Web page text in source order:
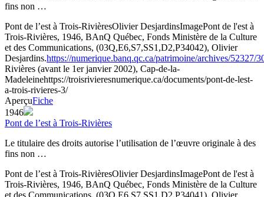
fins non …
Pont de l’est à Trois-RivièresOlivier DesjardinsImagePont de l'est à
Trois-Rivières, 1946, BAnQ Québec, Fonds Ministère de la Culture
et des Communications, (03Q,E6,S7,SS1,D2,P34042), Olivier
Desjardins.https://numerique.banq.qc.ca/patrimoine/archives/52327/
Rivières (avant le 1er janvier 2002), Cap-de-la-
Madeleinehttps://troisrivieresnumerique.ca/documents/pont-de-lest-
a-trois-rivieres-3/
AperçuFiche
1946
Pont de l’est à Trois-Rivières
Le titulaire des droits autorise l’utilisation de l’œuvre originale à des
fins non …
Pont de l’est à Trois-RivièresOlivier DesjardinsImagePont de l'est à
Trois-Rivières, 1946, BAnQ Québec, Fonds Ministère de la Culture